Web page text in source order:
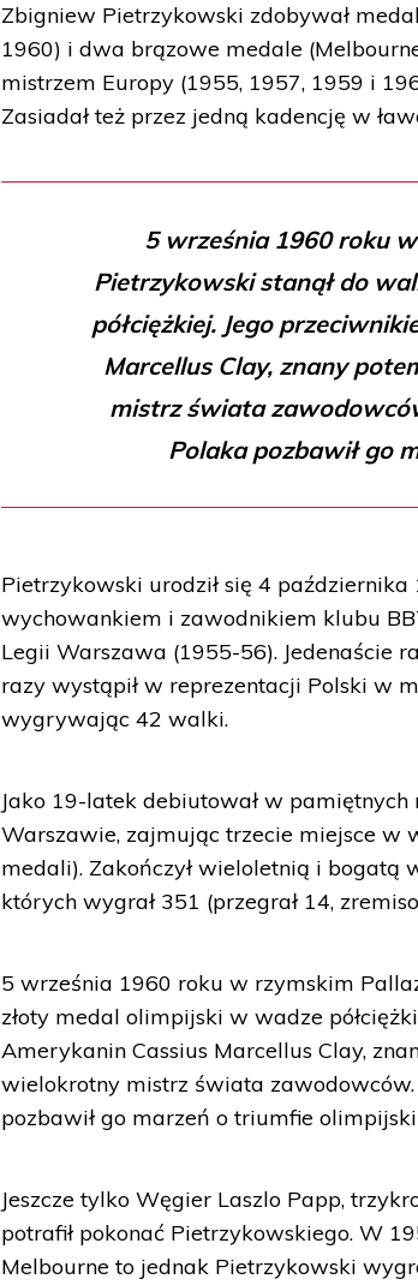
Zbigniew Pietrzykowski zdobywał
1960) i dwa brązowe medale
mistrzem Europy (1955, 1957, 1959 i
Zasiadał też przez jedną kadencję w
5 września 1960 roku
Pietrzykowski stanął do
półciężkiej. Jego
Marcellus Clay, znany
mistrz świata
Polaka pozbawił go
Pietrzykowski urodził się 4 października
wychowankiem i zawodnikiem klubu
Legii Warszawa (1955-56). Jedenaście
razy wystąpił w reprezentacji Polski w
wygrywając 42 walki.
Jako 19-latek debiutował w
Warszawie, zajmując trzecie miejsce w
medali). Zakończył wieloletnią i bogatą
których wygrał 351 (przegrał 14,
5 września 1960 roku w rzymskim
złoty medal olimpijski w wadze
Amerykanin Cassius Marcellus Clay,
wielokrotny mistrz świata
pozbawił go marzeń o triumfie
Jeszcze tylko Węgier Laszlo Papp,
potrafił pokonać Pietrzykowskiego. W
Melbourne to jednak Pietrzykowski